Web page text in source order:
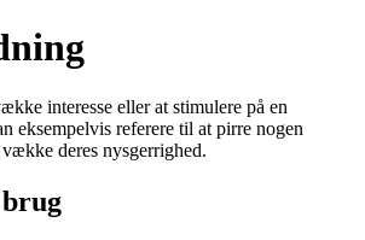
interesse eller at stimulere på en
eksempelvis referere til at pirre nogen
deres nysgerrighed.